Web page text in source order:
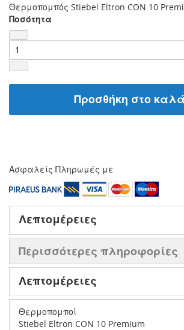
Θερμοπομπός Stiebel Eltron CON 10
Ποσότητα
Προσθήκη στο
Ασφαλείς Πληρωμές με
Λεπτομέρειες
Περισσότερες πληροφορίες
Λεπτομέρειες
Θερμοπομποί
Stiebel Eltron CON 10 Premium